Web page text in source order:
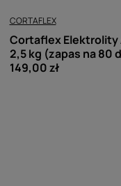
CORTAFLEX
Cortaflex Elektrolity
2,5 kg (zapas na 80
149,00 zł